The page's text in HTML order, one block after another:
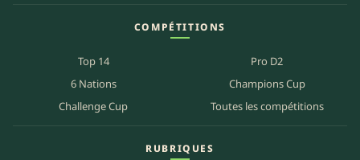
COMPÉTITIONS
Top 14
Pro D2
6 Nations
Champions Cup
Challenge Cup
Toutes les compétitions
RUBRIQUES